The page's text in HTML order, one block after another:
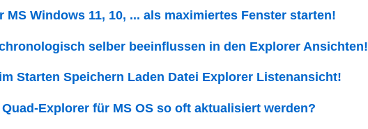
MS Windows 11, 10, ... als maximiertes Fenster starten!
selber beeinflussen in den Explorer Ansichten!
Starten Speichern Laden Datei Explorer Listenansicht!
Explorer für MS OS so oft aktualisiert werden?